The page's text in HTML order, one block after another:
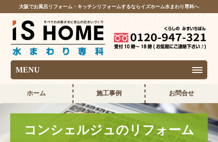
大阪でお風呂リフォーム・キッチンリフォームするならイズホーム水まわり専科へ
MENU
ホーム 施工事例 お問合せ
コンシェルジュのリフォーム